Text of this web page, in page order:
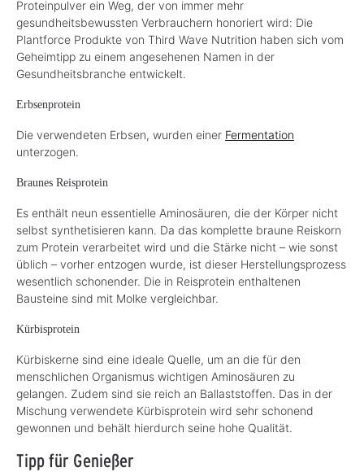
Proteinpulver ein Weg, der von immer mehr
gesundheitsbewussten Verbrauchern honoriert wird: Die
Plantforce Produkte von Third Wave Nutrition haben sich vom
Geheimtipp zu einem angesehenen Namen in der
Gesundheitsbranche entwickelt.
Erbsenprotein
Die verwendeten Erbsen, wurden einer Fermentation
unterzogen.
Braunes Reisprotein
Es enthält neun essentielle Aminosäuren, die der Körper nicht
selbst synthetisieren kann. Da das komplette braune Reiskorn
zum Protein verarbeitet wird und die Stärke nicht – wie sonst
üblich – vorher entzogen wurde, ist dieser Herstellungsprozess
wesentlich schonender. Die in Reisprotein enthaltenen
Bausteine sind mit Molke vergleichbar.
Kürbisprotein
Kürbiskerne sind eine ideale Quelle, um an die für den
menschlichen Organismus wichtigen Aminosäuren zu
gelangen. Zudem sind sie reich an Ballaststoffen. Das in der
Mischung verwendete Kürbisprotein wird sehr schonend
gewonnen und behält hierdurch seine hohe Qualität.
Tipp für Genießer